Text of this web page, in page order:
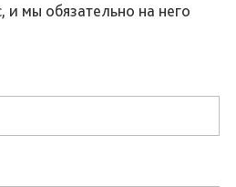
мы обязательно на него